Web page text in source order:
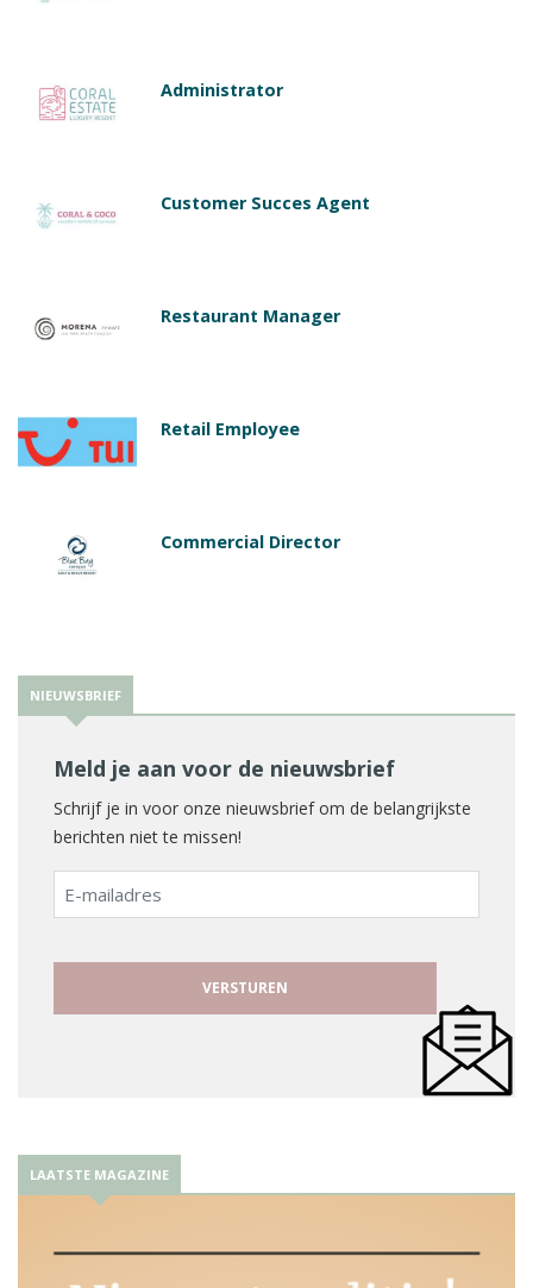
Administrator
Customer Succes Agent
Restaurant Manager
Retail Employee
Commercial Director
NIEUWSBRIEF
Meld je aan voor de nieuwsbrief
Schrijf je in voor onze nieuwsbrief om de belangrijkste
berichten niet te missen!
E-
mailadres
LAATSTE MAGAZINE